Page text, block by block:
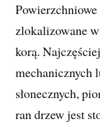
zlokalizowane
korą.
mechanicznych
słonecznych,
ran drzew jest